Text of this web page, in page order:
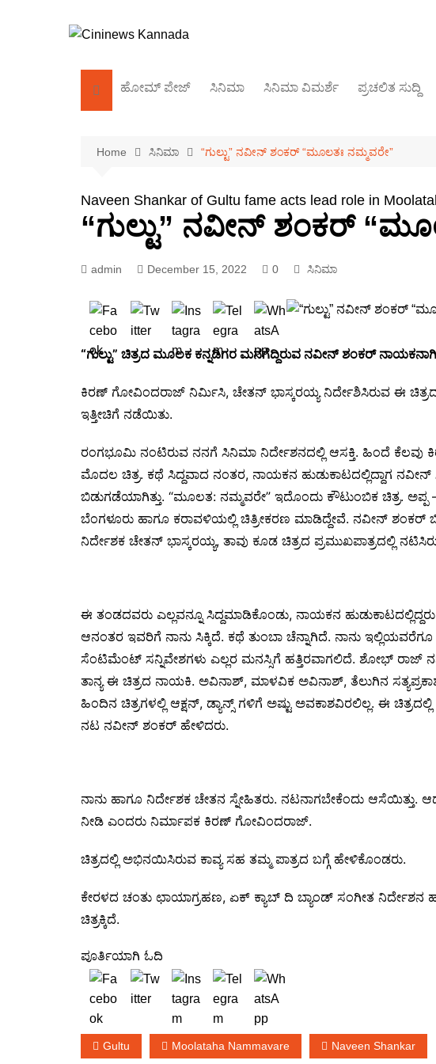
ಹೋಮ್‌ ಪೇಜ್ ಸಿನಿಮಾ
ಬಾಲಿವುಡ್
ಸಿನಿಮಾ ವಿಮರ್ಶೆ ಪ್ರಚಲಿತ ಸುದ್ದಿ
Home ಸಿನಿಮಾ “ಗುಲ್ಟು” ನವೀನ್ ಶಂಕರ್ “ಮೂಲತಃ ನಮ್ಮವರೇ”
Naveen Shankar of Gultu fame acts lead role in
“ಗುಲ್ಟು” ನವೀನ್ ಶಂಕರ್
admin December 15, 2022 0 ಸಿನಿಮಾ
“ಗುಲ್ಟು” ಚಿತ್ರದ ಮೂಲಕ ಕನ್ನಡಿಗರ ಮನಗೆದ್ದಿರುವ ನವೀನ್ ಶಂಕರ್
ಕಿರಣ್ ಗೋವಿಂದರಾಜ್ ನಿರ್ಮಿಸಿ, ಚೇತನ್ ಭಾಸ್ಕರಯ್ಯ ನಿರ್ದೇಶಿಸಿರುವ ಈ
ಇತ್ತೀಚಿಗೆ ನಡೆಯಿತು.
ರಂಗಭೂಮಿ ನಂಟಿರುವ ನನಗೆ ಸಿನಿಮಾ ನಿರ್ದೇಶನದಲ್ಲಿ ಆಸಕ್ತಿ. ಹಿಂದೆ ಕೆಲವು
ಮೊದಲ ಚಿತ್ರ. ಕಥೆ ಸಿದ್ದವಾದ ನಂತರ, ನಾಯಕನ‌ ಹುಡುಕಾಟದಲ್ಲಿದ್ದಾಗ ನವೀನ್
ಬಿಡುಗಡೆಯಾಗಿತ್ತು. “ಮೂಲತ: ನಮ್ಮವರೇ” ಇದೊಂದು ಕೌಟುಂಬಿಕ ಚಿತ್ರ. ಅಪ್ಪ
ಬೆಂಗಳೂರು ಹಾಗೂ ಕರಾವಳಿಯಲ್ಲಿ ಚಿತ್ರೀಕರಣ ಮಾಡಿದ್ದೇವೆ‌. ನವೀನ್
ನಿರ್ದೇಶಕ ಚೇತನ್ ಭಾಸ್ಕರಯ್ಯ, ತಾವು ಕೂಡ ಚಿತ್ರದ ಪ್ರಮುಖಪಾತ್ರದಲ್ಲಿ
ಈ ತಂಡದವರು ಎಲ್ಲವನ್ನೂ ಸಿದ್ದಮಾಡಿಕೊಂಡು, ನಾಯಕನ
ಆನಂತರ ಇವರಿಗೆ ನಾನು ಸಿಕ್ಕಿದೆ‌. ಕಥೆ ತುಂಬಾ ಚೆನ್ನಾಗಿದೆ. ನಾನು
ಸೆಂಟಿಮೆಂಟ್ ಸನ್ನಿವೇಶಗಳು ಎಲ್ಲರ ಮನಸ್ಸಿಗೆ ಹತ್ತಿರವಾಗಲಿದೆ. ಶೋಭ್ ರಾಜ್
ತಾನ್ಯ ಈ ಚಿತ್ರದ ನಾಯಕಿ. ಅವಿನಾಶ್, ಮಾಳವಿಕ ಅವಿನಾಶ್, ತೆಲುಗಿನ
ಹಿಂದಿನ ಚಿತ್ರಗಳಲ್ಲಿ ಆಕ್ಷನ್, ಡ್ಯಾನ್ಸ್ ಗಳಿಗೆ ಅಷ್ಟು ಅವಕಾಶವಿರಲಿಲ್ಲ. ಈ
ನಟ ನವೀನ್ ಶಂಕರ್ ಹೇಳಿದರು.
ನಾನು ಹಾಗೂ ನಿರ್ದೇಶಕ ಚೇತನ ಸ್ನೇಹಿತರು. ನಟನಾಗಬೇಕೆಂದು ಆಸೆಯಿತ್ತು.
ನೀಡಿ ಎಂದರು ನಿರ್ಮಾಪಕ ಕಿರಣ್ ಗೋವಿಂದರಾಜ್.
ಚಿತ್ರದಲ್ಲಿ ಅಭಿನಯಿಸಿರುವ ಕಾವ್ಯ ಸಹ ತಮ್ಮ ಪಾತ್ರದ ಬಗ್ಗೆ ಹೇಳಿಕೊಂಡರು.
ಕೇರಳದ ಚಂತು ಛಾಯಾಗ್ರಹಣ, ಏಕ್ ಕ್ಯಾಬ್ ದಿ ಬ್ಯಾಂಡ್ ಸಂಗೀತ
ಚಿತ್ರಕ್ಕಿದೆ.
ಪೂರ್ತಿಯಾಗಿ ಓದಿ
Gultu Moolataha Nammavare Naveen Shankar